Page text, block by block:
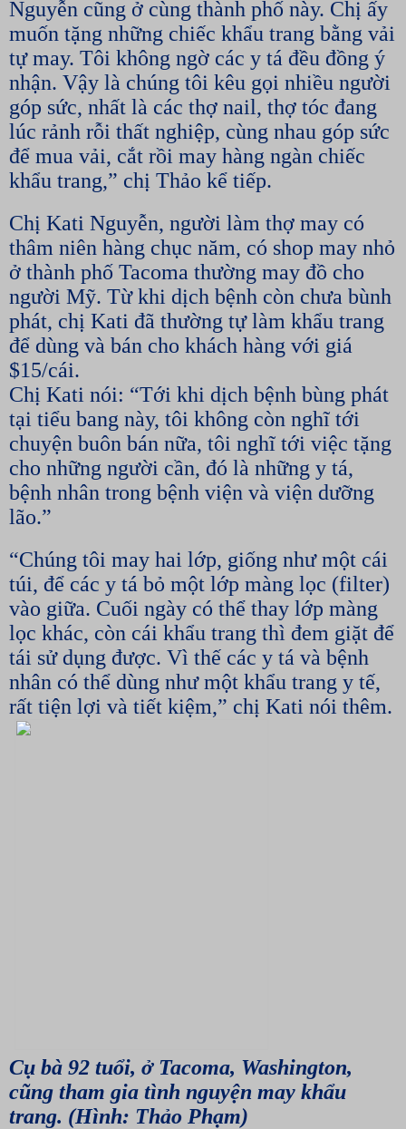
Nguyễn cũng ở cùng thành phố này. Chị ấy
muốn tặng những chiếc khẩu trang bằng vải
tự may. Tôi không ngờ các y tá đều đồng ý
nhận. Vậy là chúng tôi kêu gọi nhiều người
góp sức, nhất là các thợ nail, thợ tóc đang
lúc rảnh rỗi thất nghiệp, cùng nhau góp sức
để mua vải, cắt rồi may hàng ngàn chiếc
khẩu trang,” chị Thảo kể tiếp.
Chị Kati Nguyễn, người làm thợ may có
thâm niên hàng chục năm, có shop may nhỏ
ở thành phố Tacoma thường may đồ cho
người Mỹ. Từ khi dịch bệnh còn chưa bùnh
phát, chị Kati đã thường tự làm khẩu trang
để dùng và bán cho khách hàng với giá
$15/cái.
Chị Kati nói: “Tới khi dịch bệnh bùng phát
tại tiểu bang này, tôi không còn nghĩ tới
chuyện buôn bán nữa, tôi nghĩ tới việc tặng
cho những người cần, đó là những y tá,
bệnh nhân trong bệnh viện và viện dưỡng
lão.”
“Chúng tôi may hai lớp, giống như một cái
túi, để các y tá bỏ một lớp màng lọc (filter)
vào giữa. Cuối ngày có thể thay lớp màng
lọc khác, còn cái khẩu trang thì đem giặt để
tái sử dụng được. Vì thế các y tá và bệnh
nhân có thể dùng như một khẩu trang y tế,
rất tiện lợi và tiết kiệm,” chị Kati nói thêm.
Cụ bà 92 tuổi, ở Tacoma, Washington,
cũng tham gia tình nguyện may khẩu
trang. (Hình: Thảo Phạm)